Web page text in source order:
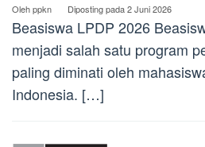
Olehppkn Diposting pada2 Juni 2026
Beasiswa LPDP 2026
menjadi salah satu program
paling diminati oleh
Indonesia. […]